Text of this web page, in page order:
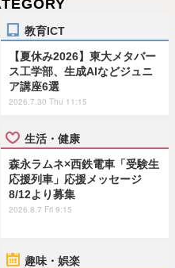
教育ICT
【夏休み2026】東大メタバー
ス工学部、生成AIなどジュニ
ア講座6選
2026.7.30 Thu 11:15
生活・健康
森永ラムネ×西鉄電車「受験生
応援列車」応援メッセージ
8/12より募集
2026.8.7 Fri 9:15
趣味・娯楽